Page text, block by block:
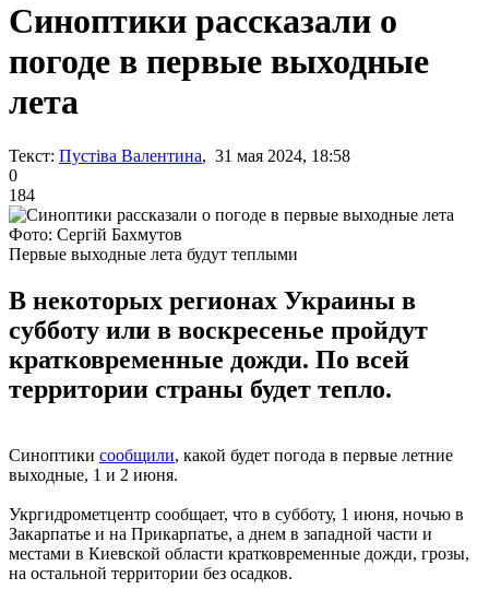
Синоптики рассказали о
погоде в первые выходные
лета
Текст: Пустіва Валентина, 31 мая 2024, 18:58
0
184
Фото: Сергій Бахмутов
Первые выходные лета будут теплыми
В некоторых регионах Украины в
субботу или в воскресенье пройдут
кратковременные дожди. По всей
территории страны будет тепло.
Синоптики сообщили, какой будет погода в первые летние
выходные, 1 и 2 июня.
Укргидрометцентр сообщает, что в субботу, 1 июня, ночью в
Закарпатье и на Прикарпатье, а днем ​​в западной части и
местами в Киевской области кратковременные дожди, грозы,
на остальной территории без осадков.